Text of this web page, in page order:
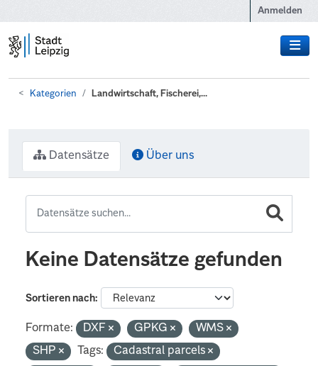
Anmelden
Kategorien Landwirtschaft, Fischerei,...
Datensätze Über uns
Keine Datensätze gefunden
Sortieren nach
Formate: DXF GPKG
WMS
SHP
Tags:
Cadastral parcels